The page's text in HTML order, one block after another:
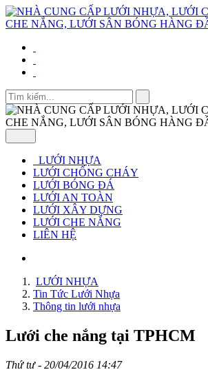
LƯỚI NHỰA
LƯỚI CHỐNG CHÁY
LƯỚI BÓNG ĐÁ
LƯỚI AN TOÀN
LƯỚI XÂY DỰNG
LƯỚI CHE NẮNG
LIÊN HỆ
LƯỚI NHỰA
Tin Tức Lưới Nhựa
Thông tin lưới nhựa
Lưới che nắng tại TPHCM
Thứ tư - 20/04/2016 14:47